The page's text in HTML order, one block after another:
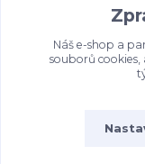
Náš e-shop a
souborů